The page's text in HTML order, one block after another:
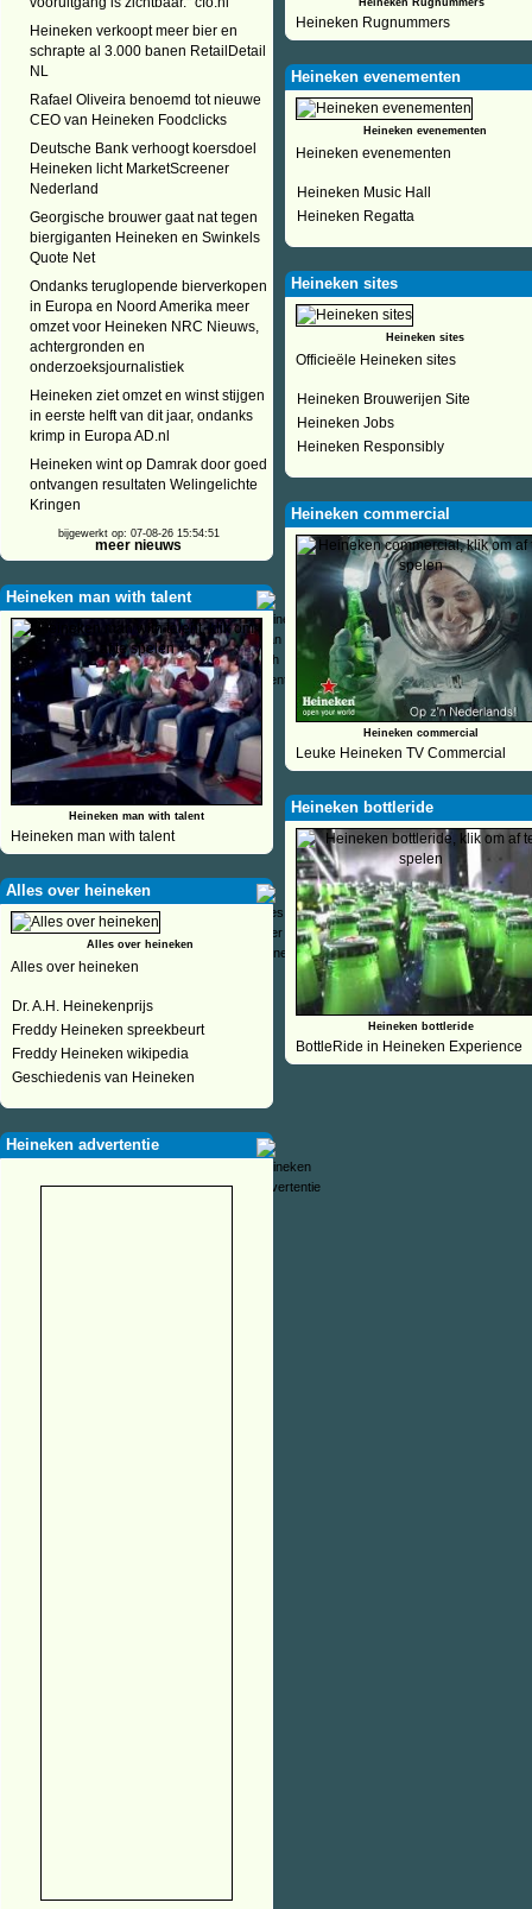
Heineken verkoopt meer bier en
schrapte al 3.000 banen RetailDetail
NL
Rafael Oliveira benoemd tot nieuwe
CEO van Heineken Foodclicks
Deutsche Bank verhoogt koersdoel
Heineken licht MarketScreener
Nederland
Georgische brouwer gaat nat tegen
biergiganten Heineken en Swinkels
Quote Net
Ondanks teruglopende bierverkopen
in Europa en Noord Amerika meer
omzet voor Heineken NRC Nieuws,
achtergronden en
onderzoeksjournalistiek
Heineken ziet omzet en winst stijgen
in eerste helft van dit jaar, ondanks
krimp in Europa AD.nl
Heineken wint op Damrak door goed
ontvangen resultaten Welingelichte
Kringen
bijgewerkt op: 07-08-26 15:54:51
meer nieuws
Heineken man with talent
Heineken man with talent
Heineken man with talent
Alles over heineken
Alles over heineken
Alles over heineken
Dr. A.H. Heinekenprijs
Freddy Heineken spreekbeurt
Freddy Heineken wikipedia
Geschiedenis van Heineken
Heineken advertentie
Heineken Rugnummers
Heineken Rugnummers
Heineken evenementen
Heineken evenementen
Heineken evenementen
Heineken Music Hall
Heineken Regatta
Heineken sites
Heineken sites
Officieële Heineken sites
Heineken Brouwerijen Site
Heineken Jobs
Heineken Responsibly
Heineken commercial
Heineken commercial
Leuke Heineken TV Commercial
Heineken bottleride
Heineken bottleride
BottleRide in Heineken Experience